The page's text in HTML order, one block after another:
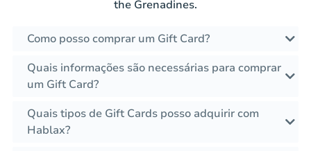
the Grenadines.
Como posso comprar um Gift Card?
Quais informações são necessárias para comprar
um Gift Card?
Quais tipos de Gift Cards posso adquirir com
Hablax?